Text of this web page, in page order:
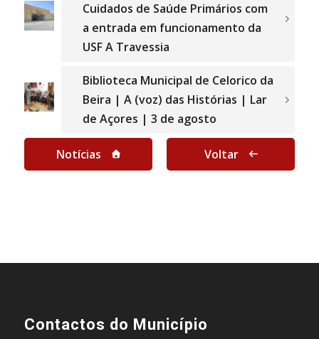
Cuidados de Saúde Primários com
a entrada em funcionamento da
USF A Travessia
Biblioteca Municipal de Celorico da
Beira | A (voz) das Histórias | Lar
de Açores | 3 de agosto
Notícias Voltar
Contactos do Município